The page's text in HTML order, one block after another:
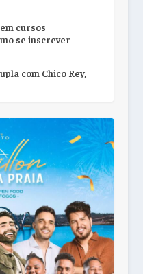
cursos
se inscrever
com Chico Rey,